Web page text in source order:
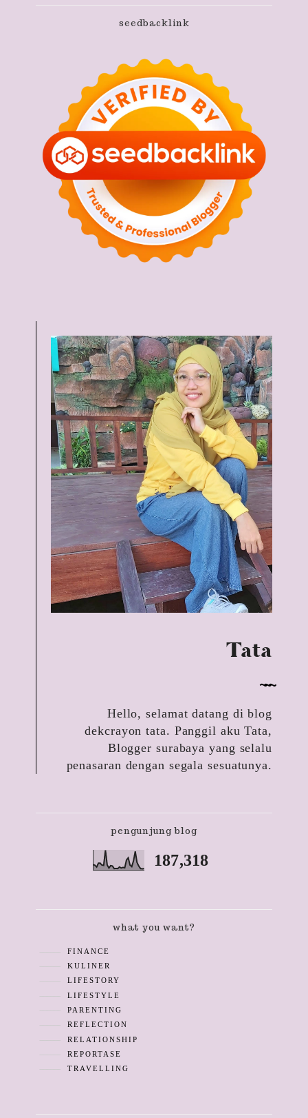
seedbacklink
Tata
Hello, selamat datang di blog
dekcrayon tata. Panggil aku Tata,
Blogger surabaya yang selalu
penasaran dengan segala sesuatunya.
pengunjung blog
187,318
what you want?
FINANCE
KULINER
LIFESTORY
LIFESTYLE
PARENTING
REFLECTION
RELATIONSHIP
REPORTASE
TRAVELLING